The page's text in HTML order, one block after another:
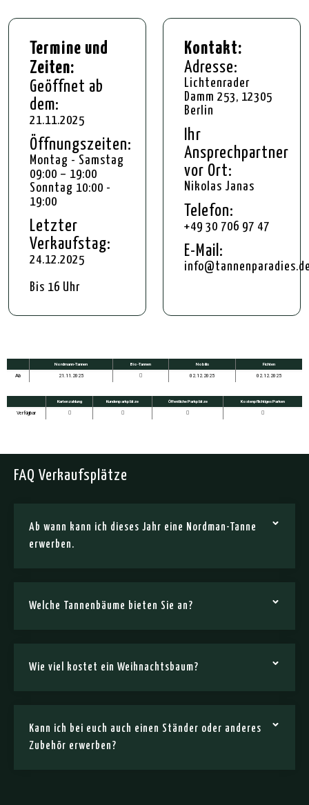
Maps
entsperrenTermine und
Zeiten:
Geöffnet ab
dem:
21.11.2025
Öffnungszeiten:
Montag - Samstag
09:00 – 19:00
Sonntag 10:00 -
19:00
Letzter
Verkaufstag:
24.12.2025
Bis 16 Uhr
Kontakt:
Adresse:
Lichtenrader
Damm 253, 12305
Berlin
Ihr
Ansprechpartner
vor Ort:
Nikolas Janas
Telefon:
+49 30 706 97 47
E-Mail:
Nordmann-Tannen Bio-Tannen Nobilis Fichten
Ab 21.11.2025 02.12.2025 02.12.2025
Kartenzahlung Kundenparkplätze Öffentliche Parkplätze Kostenpflichtiges Parken
Verfügbar
FAQ Verkaufsplätze
Ab wann kann ich dieses Jahr eine Nordman-Tanne
erwerben.
Welche Tannenbäume bieten Sie an?
Wie viel kostet ein Weihnachtsbaum?
Kann ich bei euch auch einen Ständer oder anderes
Zubehör erwerben?